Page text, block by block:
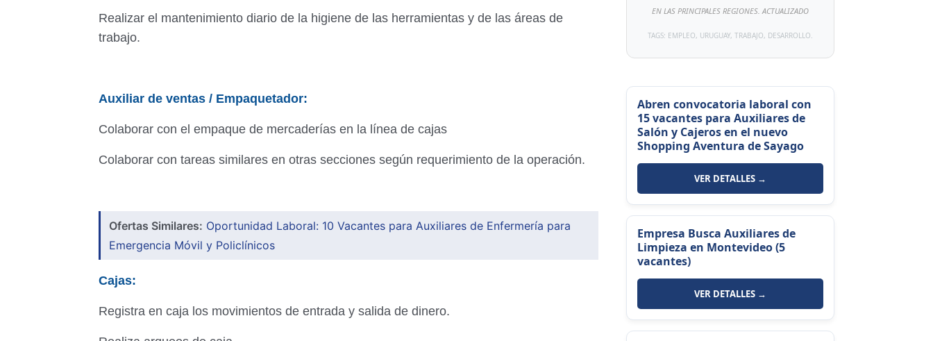
Realizar el mantenimiento diario de la higiene de las herramientas y de las áreas de
trabajo.
Auxiliar de ventas / Empaquetador:
Colaborar con el empaque de mercaderías en la línea de cajas
Colaborar con tareas similares en otras secciones según requerimiento de la operación.
Ofertas Similares: Oportunidad Laboral: 10 Vacantes para Auxiliares de Enfermería para
Emergencia Móvil y Policlínicos
Cajas:
Registra en caja los movimientos de entrada y salida de dinero.
EN LAS PRINCIPALES REGIONES. ACTUALIZADO
TAGS: EMPLEO, URUGUAY, TRABAJO, DESARROLLO.
Abren convocatoria laboral con
15 vacantes para Auxiliares de
Salón y Cajeros en el nuevo
Shopping Aventura de Sayago
VER DETALLES →
Empresa Busca Auxiliares de
Limpieza en Montevideo (5
vacantes)
VER DETALLES →